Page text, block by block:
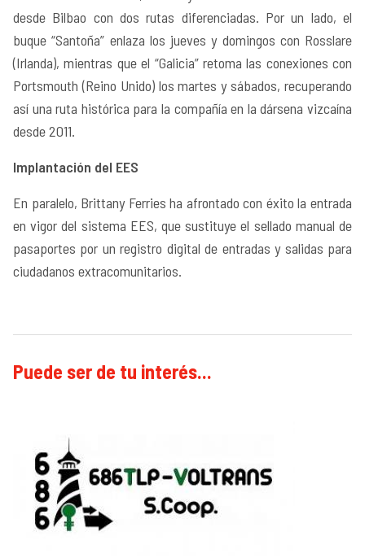
desde Bilbao con dos rutas diferenciadas. Por un lado, el
buque “Santoña” enlaza los jueves y domingos con Rosslare
(Irlanda), mientras que el “Galicia” retoma las conexiones con
Portsmouth (Reino Unido) los martes y sábados, recuperando
así una ruta histórica para la compañía en la dársena vizcaína
desde 2011.
Implantación del EES
En paralelo, Brittany Ferries ha afrontado con éxito la entrada
en vigor del sistema EES, que sustituye el sellado manual de
pasaportes por un registro digital de entradas y salidas para
ciudadanos extracomunitarios.
Puede ser de tu interés...